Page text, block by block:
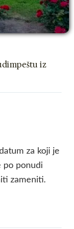
iz
za koji je
po ponudi
zameniti.